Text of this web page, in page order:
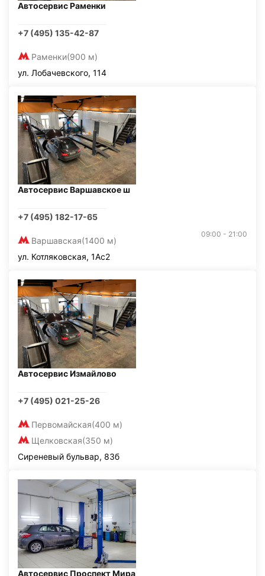
Автосервис Раменки
+7 (495) 135-42-87
Раменки(900 м)
ул. Лобачевского, 114
Автосервис Варшавское ш
+7 (495) 182-17-65
Варшавская(1400 м)
09:00 - 21:00
ул. Котляковская, 1Ас2
Автосервис Измайлово
+7 (495) 021-25-26
Первомайская(400 м)
Щелковская(350 м)
Сиреневый бульвар, 83б
Автосервис Проспект Мира